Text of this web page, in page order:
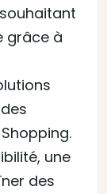
grâce à
une
des